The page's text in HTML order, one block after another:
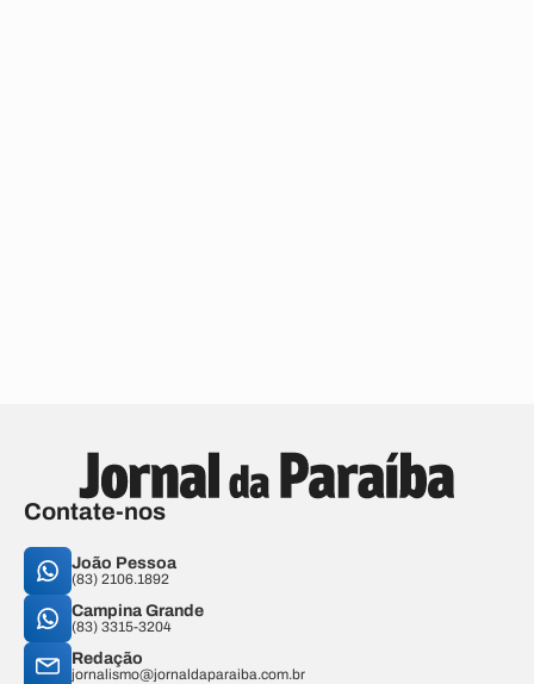
Contate-nos
João Pessoa
(83) 2106.1892
Campina Grande
(83) 3315-3204
Redação
jornalismo@jornaldaparaiba.com.br